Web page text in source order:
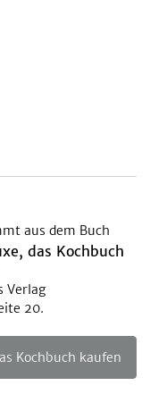
aus dem Buch
das Kochbuch
Verlag
20.
Kochbuch kaufen